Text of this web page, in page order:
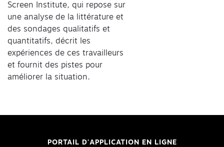
Screen Institute, qui repose sur
une analyse de la littérature et
des sondages qualitatifs et
quantitatifs, décrit les
expériences de ces travailleurs
et fournit des pistes pour
améliorer la situation.
PORTAIL D'APPLICATION EN LIGNE